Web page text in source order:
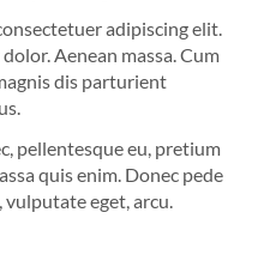
adipiscing elit.
Aenean massa. Cum
dis parturient
pellentesque eu, pretium
quis enim. Donec pede
eget, arcu.